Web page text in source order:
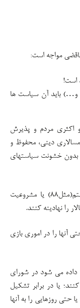
مواجه است:
است!
و…) باید آن سیاست ها
و اکثری مردم و پذیرش
دینی، محفوظ و
بدون خشونت سیاستهای
بازندگان بجای زیر سؤال بردن مشروعیت سیستم(مثل۸۸) یا مشروعیت
آنها را در اموری بازی
داده می شود در شورای
یا در برابر تشکیل
روزهایی را به آنها